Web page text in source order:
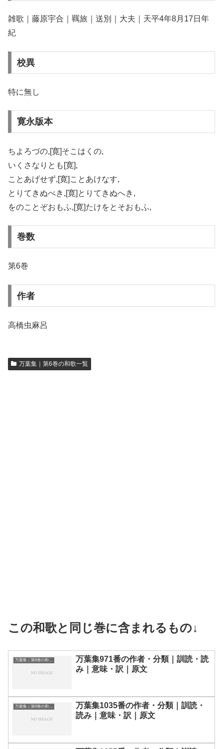
雑歌｜藤原宇合｜羈旅｜送別｜大夫｜天平4年8月17日年
紀
校異
特に無し
寛永版本
ちよろづの,[寛]そこはくの,
いくさなりとも[寛],
ことあげせず,[寛]ことあけなす,
とりてきぬべき,[寛]とりてきぬへき,
をのことぞおもふ,[寛]たけをとそおもふ,
巻数
第6巻
作者
高橋虫麻呂
万葉集｜第6巻の和歌一覧
この和歌と同じ巻に含まれるもの↓
万葉集971番の作者・分類｜訓読・読
み｜意味・訳｜原文
万葉集｜第6巻の和歌一覧
万葉集1035番の作者・分類｜訓読・
読み｜意味・訳｜原文